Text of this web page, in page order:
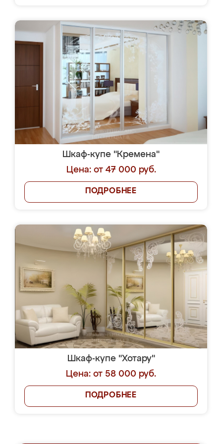
Шкаф-купе "Кремена"
Цена: от 47 000 руб.
ПОДРОБНЕЕ
Шкаф-купе "Хотару"
Цена: от 58 000 руб.
ПОДРОБНЕЕ